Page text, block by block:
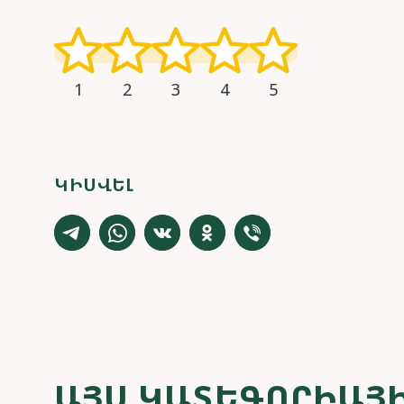
1 2 3 4 5
ԿԻՍՎԵԼ